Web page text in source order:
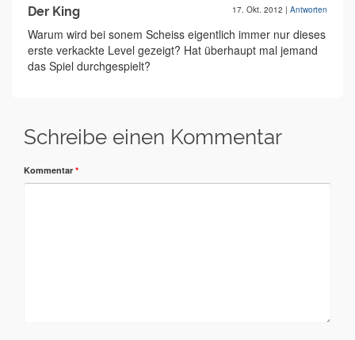
Der King 17. Okt. 2012 | Antworten
Warum wird bei sonem Scheiss eigentlich immer nur dieses
erste verkackte Level gezeigt? Hat überhaupt mal jemand
das Spiel durchgespielt?
Schreibe einen Kommentar
Kommentar *